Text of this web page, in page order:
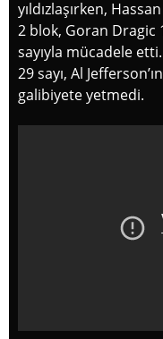
yıldızlaşırken,
2 blok, Goran Dragic
sayıyla mücadele etti.
29 sayı, Al
galibiyete yetmedi.